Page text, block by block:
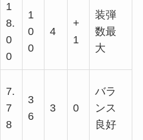
1
8.
0
0
1
0
0
4
+
1
装弾
数最
大
7.
7
8
3
6
3 0
バラ
ンス
良好